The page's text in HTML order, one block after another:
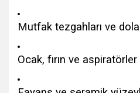
Mutfak tezgahları ve
Ocak, fırın ve aspiratörler